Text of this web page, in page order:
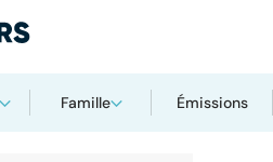
Famille Émissions